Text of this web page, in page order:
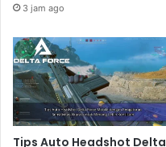
3 jam ago
Tips Auto Headshot Delta